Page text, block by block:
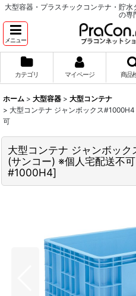
大型容器・プラスチックコンテナ・貯
の専
メニュー
カテゴリ マイページ 商品
ホーム > 大型容器 > 大型コンテナ
> 大型コンテナ ジャンボックス
可
大型コンテナ ジャンボッ
(サンコー) ※個人宅配送不可
#1000H4]